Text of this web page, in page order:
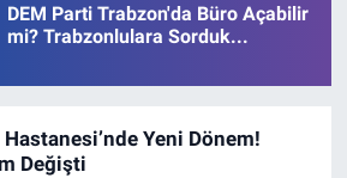
DEM Parti Trabzon'da Büro Açabilir
mi? Trabzonlulara Sorduk...
Yeni Dönem!
Değişti